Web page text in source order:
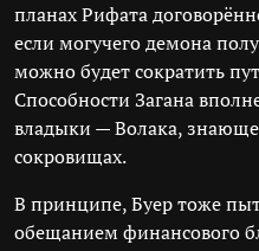
планах Рифата
если могучего демона
можно будет сократить
Способности Загана
владыки — Волака,
сокровищах.
В принципе, Буер тоже
обещанием финансового